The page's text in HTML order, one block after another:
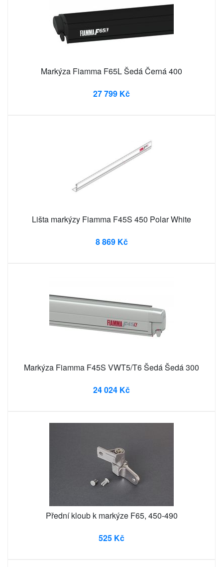
Markýza Fiamma F65L Šedá Černá 400
27 799 Kč
Lišta markýzy Fiamma F45S 450 Polar White
8 869 Kč
Markýza Fiamma F45S VWT5/T6 Šedá Šedá 300
24 024 Kč
Přední kloub k markýze F65, 450-490
525 Kč